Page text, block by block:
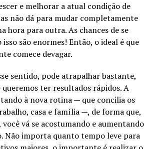
e melhorar a atual condição de
não dá para mudar completamente
hora para outra. As chances de se
são enormes! Então, o ideal é que
comece devagar.
sentido, pode atrapalhar bastante,
ter resultados rápidos. A
à nova rotina — que concilia os
casa e família —, de forma que,
vá se acostumando e aumentando
Não importa quanto tempo leve para